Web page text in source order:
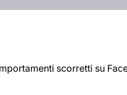
scorretti su